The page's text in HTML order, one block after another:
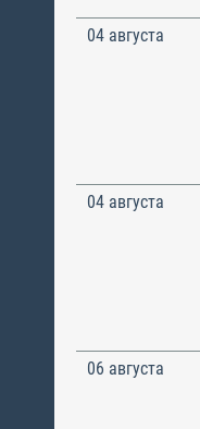
04 августа
04 августа
06 августа